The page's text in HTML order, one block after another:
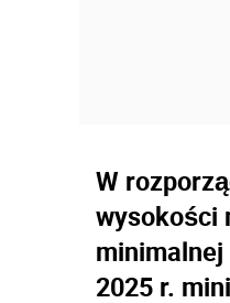
W
wysokości
2025 r.